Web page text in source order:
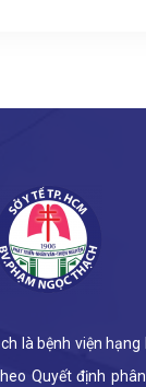
là bệnh viện
Quyết định